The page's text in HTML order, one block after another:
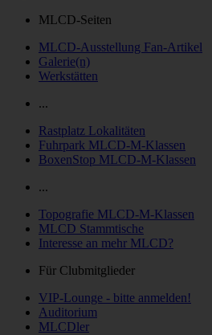
MLCD-Seiten
MLCD-Ausstellung Fan-Artikel
Galerie(n)
Werkstätten
...
Rastplatz Lokalitäten
Fuhrpark MLCD-M-Klassen
BoxenStop MLCD-M-Klassen
...
Topografie MLCD-M-Klassen
MLCD Stammtische
Interesse an mehr MLCD?
Für Clubmitglieder
VIP-Lounge - bitte anmelden!
Auditorium
MLCDler